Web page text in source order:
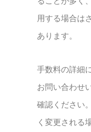
用する場合は
あります。
手数料の詳細
お問い合わせ
確認ください
く変更される